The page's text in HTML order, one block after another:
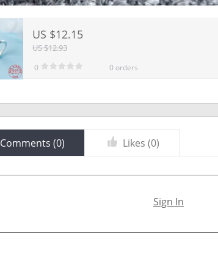
US $12.15
US $12.93
0 0 orders
Comments (0) Likes (0)
Sign In